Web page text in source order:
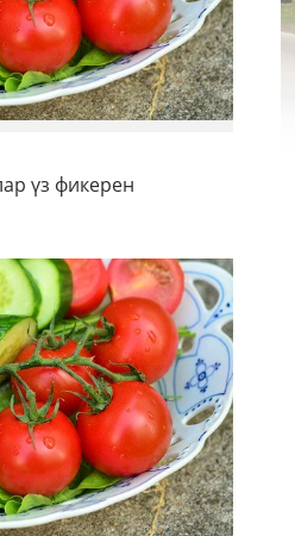
үз фикерен